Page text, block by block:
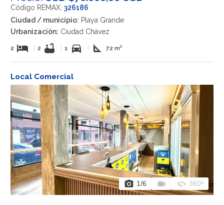
Código REMAX: 326186
Ciudad / municipio: Playa Grande
Urbanización: Ciudad Chávez
2 hotel 2 bathtub 1 directions_car square_foot 72 m²
Local Comercial
photo_camera 1/6 videocam 360 360º